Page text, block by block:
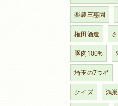
楽農三惠園
権田酒造
豚肉100%
埼玉の7つ星
クイズ 鴻